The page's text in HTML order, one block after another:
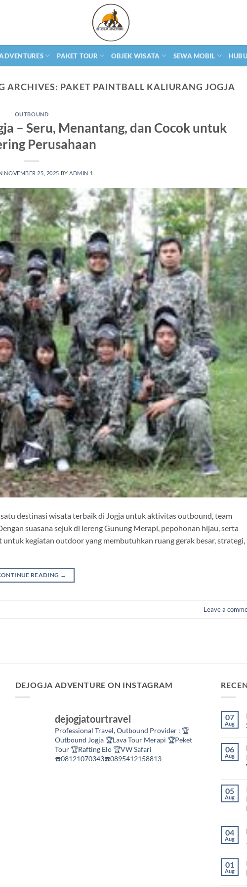
PAKET TOUR OBJEK WISATA SEWA MOBIL
ARCHIVES: PAKET PAINTBALL KALIURANG JOGJA
OUTBOUND
– Seru, Menantang, dan Cocok untuk
Perusahaan
NOVEMBER 25, 2025 BYADMIN 1
destinasi wisata terbaik di Jogja untuk aktivitas outbound, team
suasana sejuk di lereng Gunung Merapi, pepohonan hijau, serta
kegiatan outdoor yang membutuhkan ruang gerak besar, strategi,
READING →
Leave a
DEJOGJA ADVENTURE ON INSTAGRAM
dejogjatourtravel
Professional Travel,Outbound Provider : 🏆
Outbound Jogja 🏆Lava Tour Merapi 🏆Peket
Tour🏆Rafting Elo🏆VW Safari
☎️08121070343☎️0895412158813
07
Aug
06
Aug
05
Aug
2
04
Aug
01
Aug